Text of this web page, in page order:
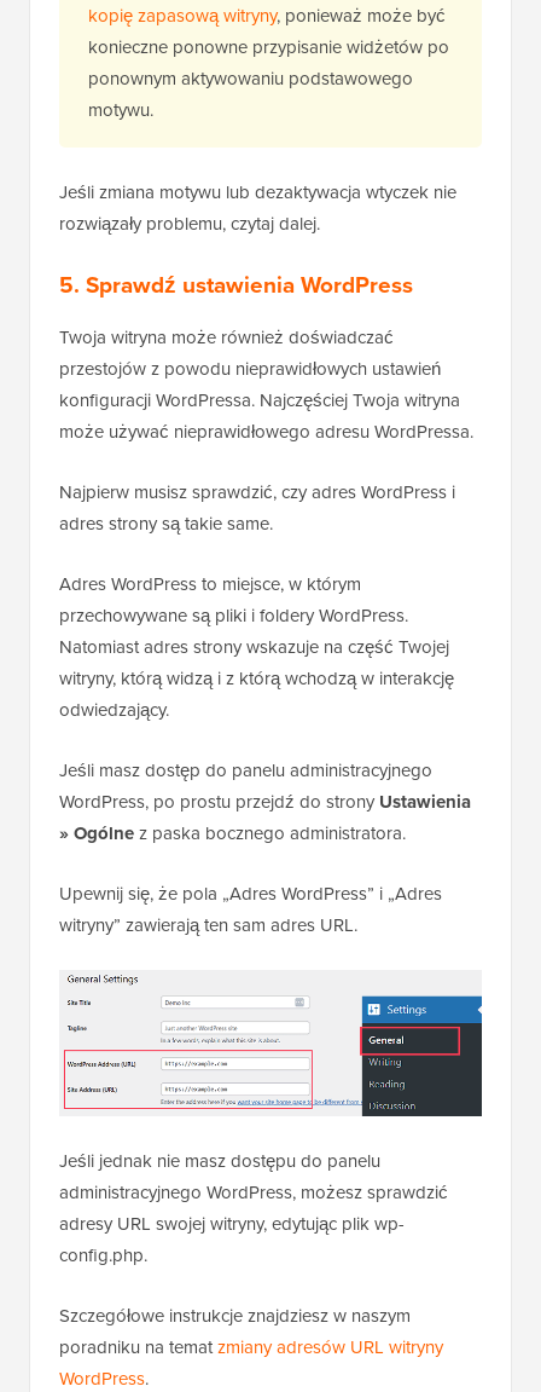
kopię zapasową witryny, ponieważ może być
konieczne ponowne przypisanie widżetów po
ponownym aktywowaniu podstawowego
motywu.
Jeśli zmiana motywu lub dezaktywacja wtyczek nie
rozwiązały problemu, czytaj dalej.
5. Sprawdź ustawienia WordPress
Twoja witryna może również doświadczać
przestojów z powodu nieprawidłowych ustawień
konfiguracji WordPressa. Najczęściej Twoja witryna
może używać nieprawidłowego adresu WordPressa.
Najpierw musisz sprawdzić, czy adres WordPress i
adres strony są takie same.
Adres WordPress to miejsce, w którym
przechowywane są pliki i foldery WordPress.
Natomiast adres strony wskazuje na część Twojej
witryny, którą widzą i z którą wchodzą w interakcję
odwiedzający.
Jeśli masz dostęp do panelu administracyjnego
WordPress, po prostu przejdź do strony Ustawienia
» Ogólnez paska bocznego administratora.
Upewnij się, że pola „Adres WordPress” i „Adres
witryny” zawierają ten sam adres URL.
Jeśli jednak nie masz dostępu do panelu
administracyjnego WordPress, możesz sprawdzić
adresy URL swojej witryny, edytując plik wp-
config.php.
Szczegółowe instrukcje znajdziesz w naszym
poradniku na tematzmiany adresów URL witryny
WordPress.